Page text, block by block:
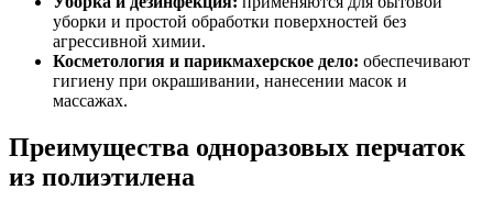
уборки и простой обработки поверхностей без
агрессивной химии.
Косметология и парикмахерское дело: обеспечивают
гигиену при окрашивании, нанесении масок и
массажах.
Преимущества одноразовых перчаток
из полиэтилена